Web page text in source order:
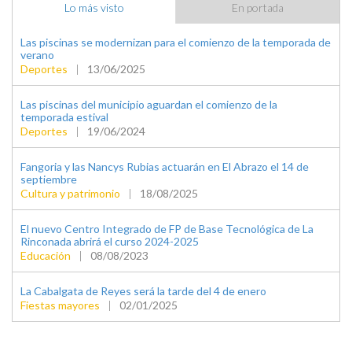
Lo más visto En portada
Las piscinas se modernizan para el comienzo de la temporada de
verano
Deportes
| 13/06/2025
Las piscinas del municipio aguardan el comienzo de la
temporada estival
Deportes
| 19/06/2024
Fangoria y las Nancys Rubias actuarán en El Abrazo el 14 de
septiembre
Cultura y patrimonio
| 18/08/2025
El nuevo Centro Integrado de FP de Base Tecnológica de La
Rinconada abrirá el curso 2024-2025
Educación
| 08/08/2023
La Cabalgata de Reyes será la tarde del 4 de enero
Fiestas mayores
| 02/01/2025